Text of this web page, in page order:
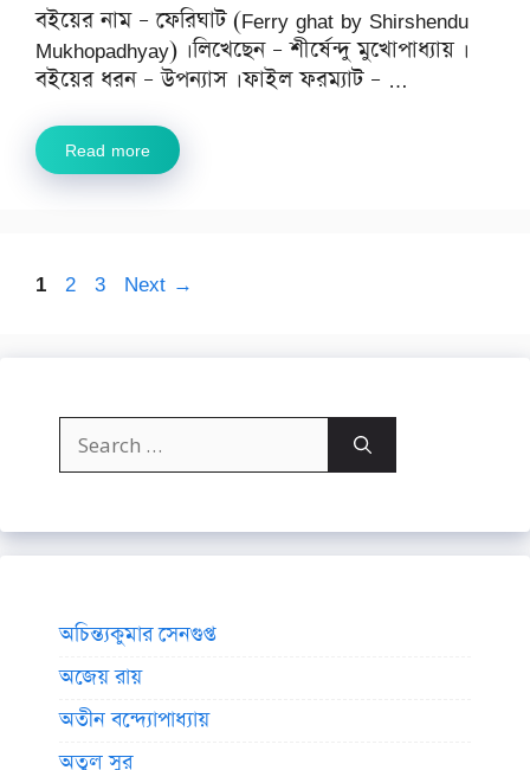
বইয়ের নাম – ফেরিঘাট (Ferry ghat by Shirshendu
Mukhopadhyay) ।লিখেছেন – শীর্ষেন্দু মুখোপাধ্যায় ।
বইয়ের ধরন – উপন্যাস ।ফাইল ফরম্যাট – …
Read more
Page
1 Page
2 Page
3 Next →
Search
for:
অচিন্ত্যকুমার সেনগুপ্ত
অজেয় রায়
অতীন বন্দ্যোপাধ্যায়
অতুল সুর